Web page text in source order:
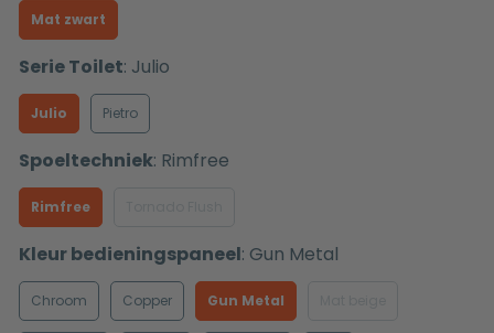
Mat zwart
Serie Toilet: Julio
Julio Pietro
Spoeltechniek: Rimfree
Rimfree
Kleur bedieningspaneel: Gun Metal
Chroom Copper Gun Metal